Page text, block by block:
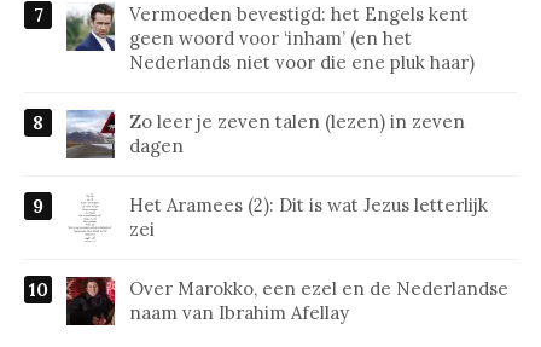
Vermoeden bevestigd: het Engels kent
geen woord voor ‘inham’ (en het
Nederlands niet voor die ene pluk haar)
Zo leer je zeven talen (lezen) in zeven
dagen
Het Aramees (2): Dit is wat Jezus letterlijk
zei
Over Marokko, een ezel en de Nederlandse
naam van Ibrahim Afellay